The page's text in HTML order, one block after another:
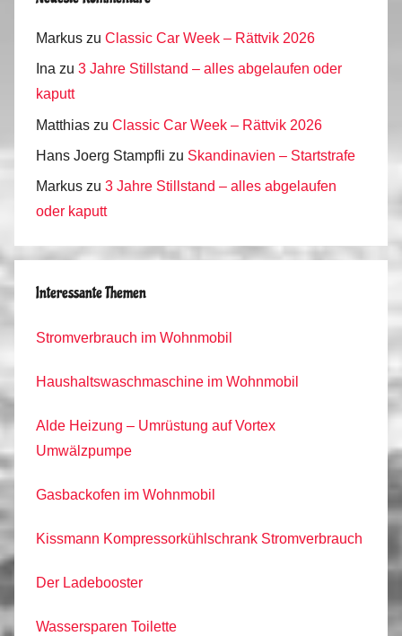
0
Markus zu Classic Car Week – Rättvik 2026
Ina zu 3 Jahre Stillstand – alles abgelaufen oder
kaputt
Matthias zu Classic Car Week – Rättvik 2026
Hans Joerg Stampfli zu Skandinavien – Startstrafe
Markus zu 3 Jahre Stillstand – alles abgelaufen
oder kaputt
Interessante Themen
Stromverbrauch im Wohnmobil
Haushaltswaschmaschine im Wohnmobil
Alde Heizung – Umrüstung auf Vortex
Umwälzpumpe
Gasbackofen im Wohnmobil
Kissmann Kompressorkühlschrank Stromverbrauch
Der Ladebooster
Wassersparen Toilette